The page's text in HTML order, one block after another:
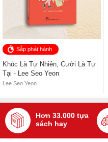
Sắp phát hành
Khóc Là Tự Nhiên, Cười Là Tự
Tại - Lee Seo Yeon
Lee Seo Yeon
Hơn 33.000 tựa
sách hay